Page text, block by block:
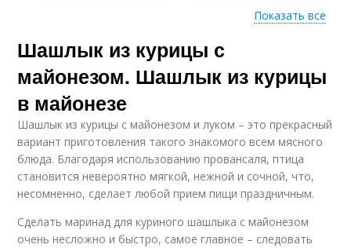
Бедро на шашлык Маринад на майонезе
Маринад для
шашлыка
Шашлык из куриных
крылышек
Грудки на майонезе
шашлык
Показать все
Шашлык из курицы с
майонезом. Шашлык из курицы
в майонезе
Шашлык из курицы с майонезом и луком – это прекрасный
вариант приготовления такого знакомого всем мясного
блюда. Благодаря использованию провансаля, птица
становится невероятно мягкой, нежной и сочной, что,
несомненно, сделает любой прием пищи праздничным.
Сделать маринад для куриного шашлыка с майонезом
очень несложно и быстро, самое главное – следовать